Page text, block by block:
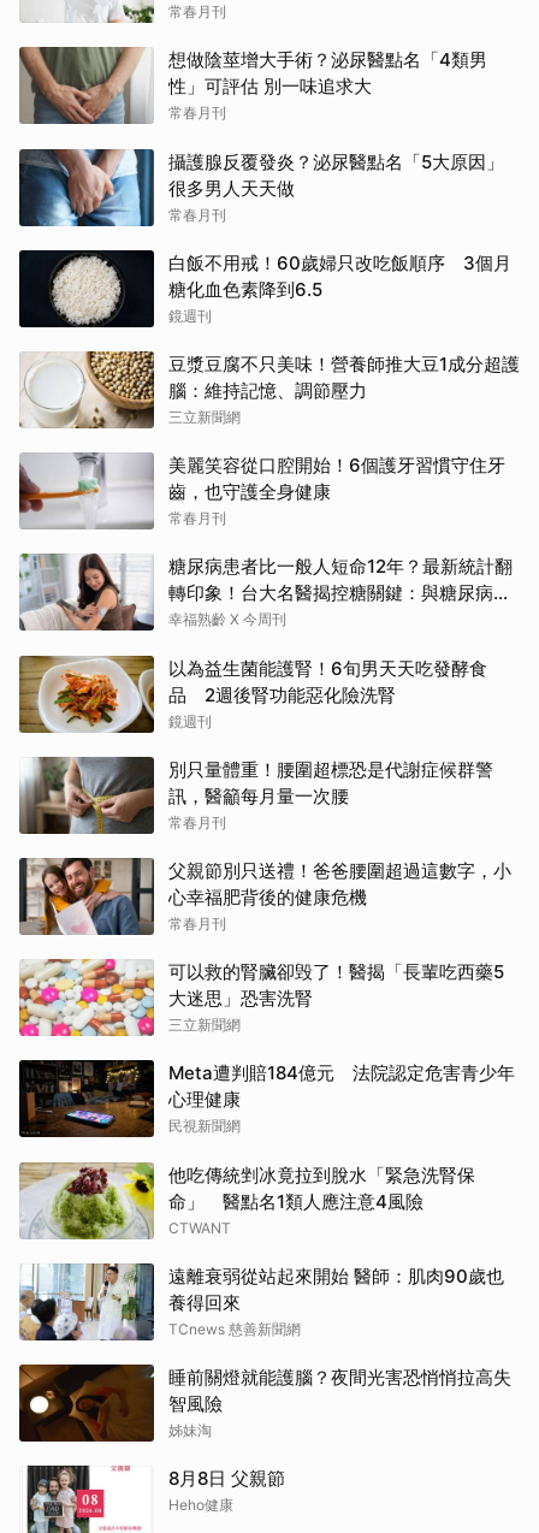
常春月刊
想做陰莖增大手術？泌尿醫點名「4類男
性」可評估 別一味追求大
常春月刊
攝護腺反覆發炎？泌尿醫點名「5大原因」
很多男人天天做
常春月刊
白飯不用戒！60歲婦只改吃飯順序 3個月
糖化血色素降到6.5
鏡週刊
豆漿豆腐不只美味！營養師推大豆1成分超護
腦：維持記憶、調節壓力
三立新聞網
美麗笑容從口腔開始！6個護牙習慣守住牙
齒，也守護全身健康
常春月刊
糖尿病患者比一般人短命12年？最新統計翻
轉印象！台大名醫揭控糖關鍵：與糖尿病為
友、天長地久
幸福熟齡 X 今周刊
以為益生菌能護腎！6旬男天天吃發酵食
品 2週後腎功能惡化險洗腎
鏡週刊
別只量體重！腰圍超標恐是代謝症候群警
訊，醫籲每月量一次腰
常春月刊
父親節別只送禮！爸爸腰圍超過這數字，小
心幸福肥背後的健康危機
常春月刊
可以救的腎臟卻毁了！醫揭「長輩吃西藥5
大迷思」恐害洗腎
三立新聞網
Meta遭判賠184億元 法院認定危害青少年
心理健康
民視新聞網
他吃傳統剉冰竟拉到脫水「緊急洗腎保
命」 醫點名1類人應注意4風險
CTWANT
遠離衰弱從站起來開始 醫師：肌肉90歲也
養得回來
TCnews 慈善新聞網
睡前關燈就能護腦？夜間光害恐悄悄拉高失
智風險
姊妹淘
8月8日 父親節
Heho健康